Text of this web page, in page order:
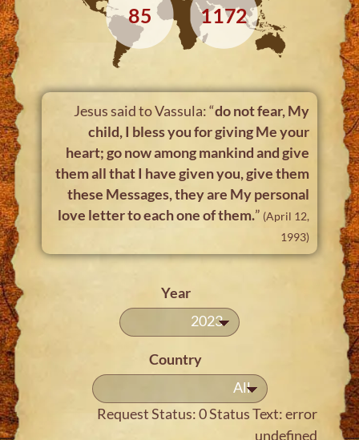
1172
85
Jesus said to Vassula: “do not fear, My
child, I bless you for giving Me your
heart; go now among mankind and give
them all that I have given you, give them
these Messages, they are My personal
love letter to each one of them.” (April 12,
1993)
Year
2023
Country
All
Request Status: 0 Status Text: error
undefined